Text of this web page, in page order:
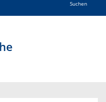
Suchen